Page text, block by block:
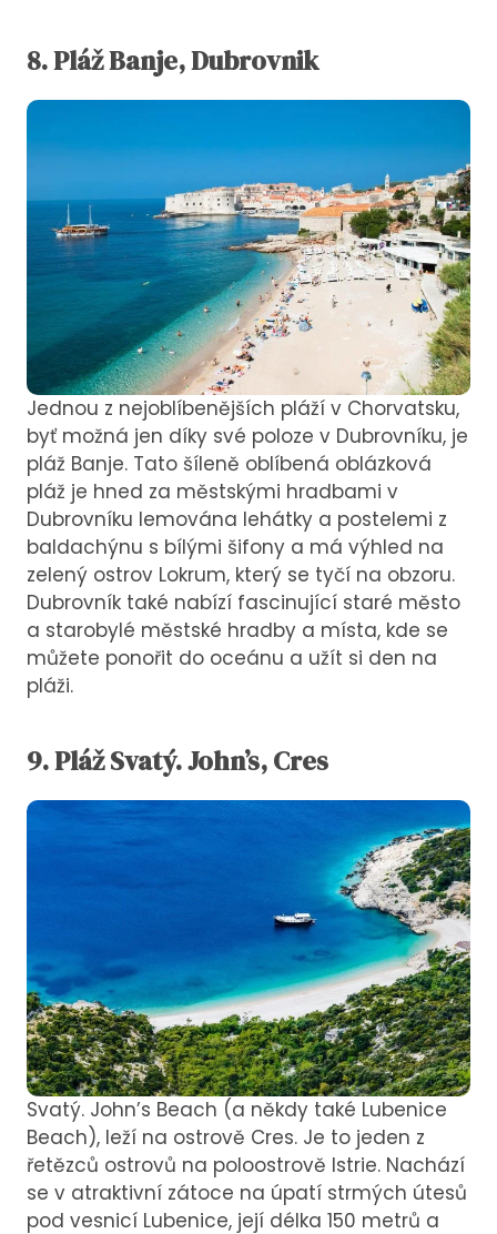
8.PlážBanje, Dubrovnik
Jednou z nejoblíbenějších pláží v Chorvatsku,
byť možná jen díky své poloze v Dubrovníku, je
pláž Banje. Tato šíleně oblíbená oblázková
pláž je hned za městskými hradbami v
Dubrovníku lemována lehátky a postelemi z
baldachýnu s bílými šifony a má výhled na
zelený ostrov Lokrum, který se tyčí na obzoru.
Dubrovník také nabízí fascinující staré město
a starobylé městské hradby a místa, kde se
můžete ponořit do oceánu a užít si den na
pláži.
9.PlážSvatý. John’s, Cres
Svatý. John’s Beach (a někdy také Lubenice
Beach), leží na ostrově Cres. Je to jeden z
řetězců ostrovů na poloostrově Istrie. Nachází
se v atraktivní zátoce na úpatí strmých útesů
pod vesnicí Lubenice, její délka 150 metrů a